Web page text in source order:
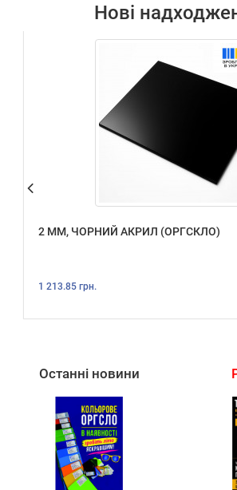
Нові
2 ММ, ЧОРНИЙ АКРИЛ (ОРГСКЛО)
1 213.85 грн.
Останні новини